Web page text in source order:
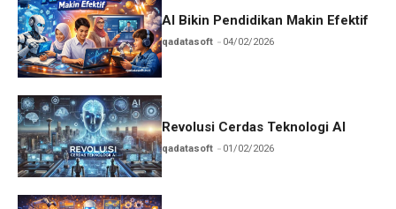
AI Bikin Pendidikan Makin Efektif
qadatasoft 04/02/2026
Revolusi Cerdas Teknologi AI
qadatasoft 01/02/2026